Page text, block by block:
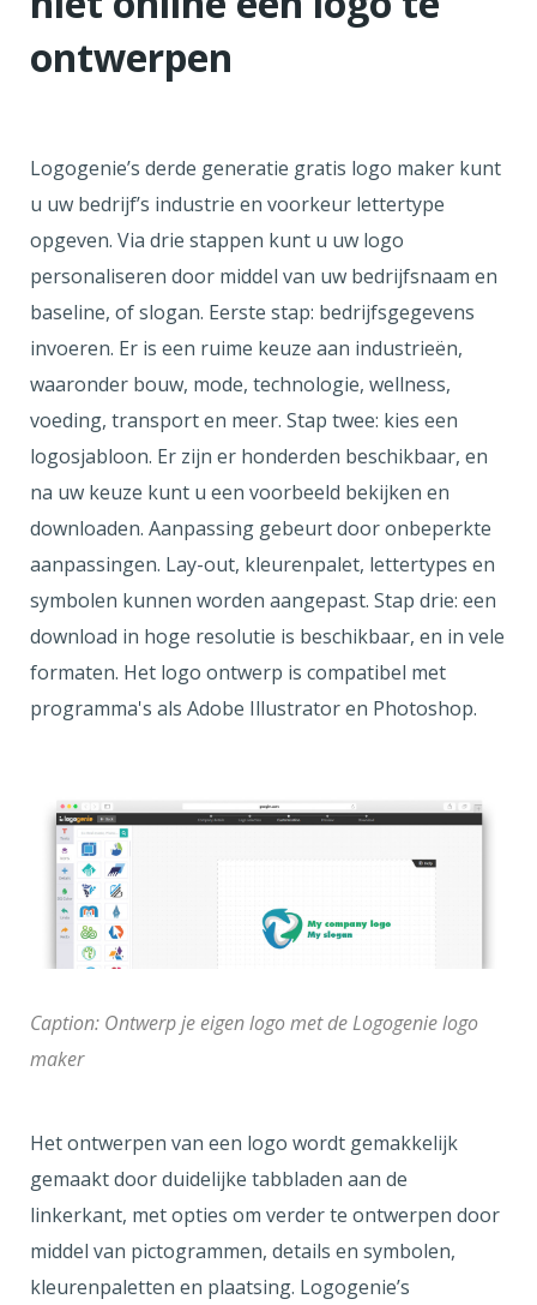
ontwerpen
Logogenie’s derde generatie gratis logo maker kunt
u uw bedrijf’s industrie en voorkeur lettertype
opgeven. Via drie stappen kunt u uw logo
personaliseren door middel van uw bedrijfsnaam en
baseline, of slogan. Eerste stap: bedrijfsgegevens
invoeren. Er is een ruime keuze aan industrieën,
waaronder bouw, mode, technologie, wellness,
voeding, transport en meer. Stap twee: kies een
logosjabloon. Er zijn er honderden beschikbaar, en
na uw keuze kunt u een voorbeeld bekijken en
downloaden. Aanpassing gebeurt door onbeperkte
aanpassingen. Lay-out, kleurenpalet, lettertypes en
symbolen kunnen worden aangepast. Stap drie: een
download in hoge resolutie is beschikbaar, en in vele
formaten. Het logo ontwerp is compatibel met
programma's als Adobe Illustrator en Photoshop.
Caption: Ontwerp je eigen logo met de Logogenie logo
maker
Het ontwerpen van een logo wordt gemakkelijk
gemaakt door duidelijke tabbladen aan de
linkerkant, met opties om verder te ontwerpen door
middel van pictogrammen, details en symbolen,
kleurenpaletten en plaatsing. Logogenie’s